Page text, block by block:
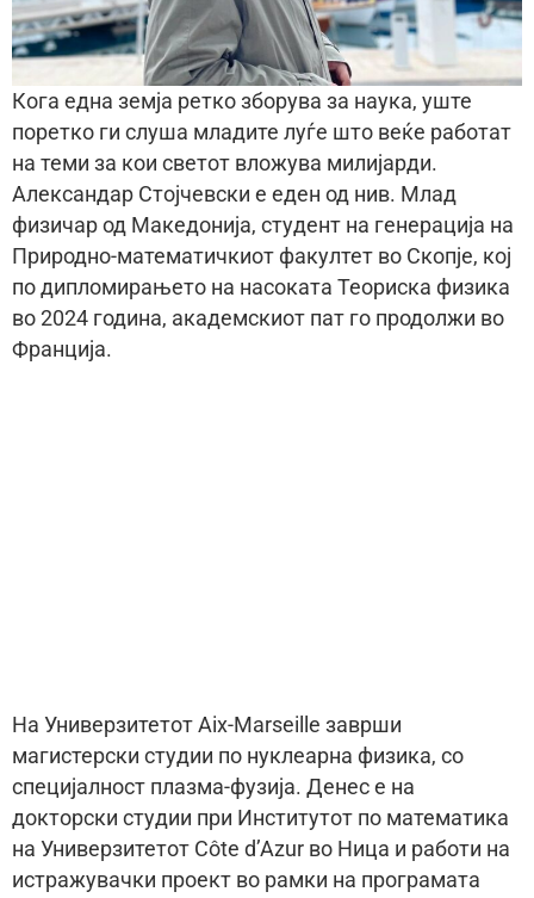
Кога една земја ретко зборува за наука, уште
поретко ги слуша младите луѓе што веќе работат
на теми за кои светот вложува милијарди.
Александар Стојчевски е еден од нив. Млад
физичар од Македонија, студент на генерација на
Природно-математичкиот факултет во Скопје, кој
по дипломирањето на насоката Теориска физика
во 2024 година, академскиот пат го продолжи во
Франција.
На Универзитетот Aix-Marseille заврши
магистерски студии по нуклеарна физика, со
специјалност плазма-фузија. Денес е на
докторски студии при Институтот по математика
на Универзитетот Côte d’Azur во Ница и работи на
истражувачки проект во рамки на програмата